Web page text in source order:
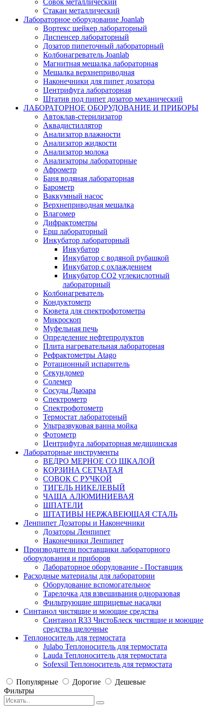
Совок металлический
Стакан металлический
Лабораторное оборудование Joanlab
Вортекс шейкер лабораторный
Диспенсер лабораторный
Дозатор пипеточный лабораторный
Колбонагреватель Joanlab
Магнитная мешалка лабораторная
Мешалка верхнеприводная
Наконечники для пипет дозатора
Центрифуга лабораторная
Штатив под пипет дозатор механический
ЛАБОРАТОРНОЕ ОБОРУДОВАНИЕ И ПРИБОРЫ
Автоклав-стерилизатор
Аквадистиллятор
Анализатор влажности
Анализатор жидкости
Анализатор молока
Анализаторы лабораторные
Афрометр
Баня водяная лабораторная
Барометр
Ваккумный насос
Верхнеприводная мешалка
Влагомер
Дифрактометры
Ерш лабораторный
Инкубатор лабораторный
Инкубатор
Инкубатор с водяной рубашкой
Инкубатор с охлаждением
Инкубатор СО2 углекислотный
лабораторный
Колбонагреватель
Кондуктометр
Кювета для спектрофотометра
Микроскоп
Муфельная печь
Определение нефтепродуктов
Плита нагревательная лабораторная
Рефрактометры Atago
Ротационный испаритель
Секундомер
Солемер
Сосуды Дьюара
Спектрометр
Спектрофотометр
Термостат лабораторный
Ультразвуковая ванна мойка
Фотометр
Центрифуга лабораторная медицинская
Лабораторные инструменты
ВЕДРО МЕРНОЕ СО ШКАЛОЙ
КОРЗИНА СЕТЧАТАЯ
СОВОК С РУЧКОЙ
ТИГЕЛЬ НИКЕЛЕВЫЙ
ЧАША АЛЮМИНИЕВАЯ
ШПАТЕЛИ
ШТАТИВЫ НЕРЖАВЕЮЩАЯ СТАЛЬ
Ленпипет Дозаторы и Наконечники
Дозаторы Ленпипет
Наконечники Ленпипет
Производители поставщики лабораторного
оборудования и приборов
Лабораторное оборудование - Поставщик
Расходные материалы для лаборатории
Оборудование вспомогательное
Тарелочка для взвешивания одноразовая
Фильтрующие шприцевые насадки
Синтанол чистящие и моющие средства
Синтанол R33 ЧистоБлеск чистящие и моющие
средства щелочные
Теплоноситель для термостата
Julabo Теплоноситель для термостата
Lauda Теплоноситель для термостата
Sofexsil Теплоноситель для термостата
Популярные Дорогие
Дешевые
Фильтры